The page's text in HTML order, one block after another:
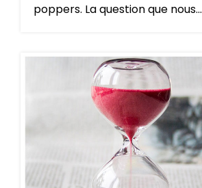
poppers. La question que nous...